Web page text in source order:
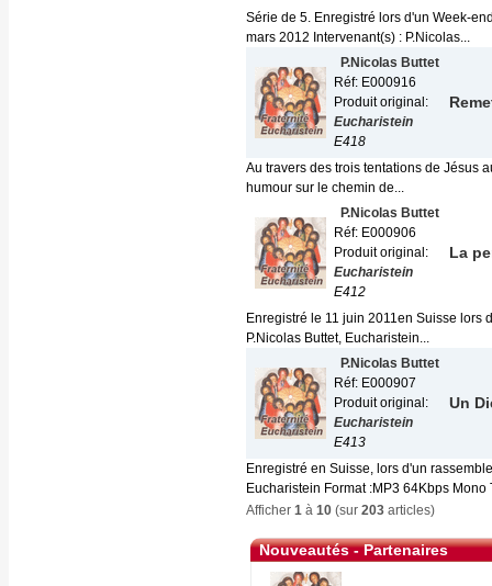
Série de 5. Enregistré lors d'un Week-
mars 2012 Intervenant(s) : P.Nicolas...
P.Nicolas Buttet
Réf: E000916
Produit original:
Eucharistein
E418
Au travers des trois tentations de Jésus
humour sur le chemin de...
P.Nicolas Buttet
Réf: E000906
Produit original:
Eucharistein
E412
La
Enregistré le 11 juin 2011en Suisse lors
P.Nicolas Buttet, Eucharistein...
P.Nicolas Buttet
Réf: E000907
Produit original:
Eucharistein
E413
Un
Enregistré en Suisse, lors d'un
Eucharistein Format :MP3 64Kbps Mono
Afficher 1 à 10 (sur 203 articles)
Nouveautés - Partenaires